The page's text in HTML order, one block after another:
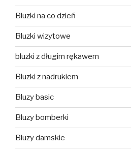
Bluzki na co dzień
Bluzki wizytowe
bluzki z długim rękawem
Bluzki z nadrukiem
Bluzy basic
Bluzy bomberki
Bluzy damskie